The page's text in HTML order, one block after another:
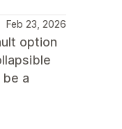
Feb 23, 2026
option
a